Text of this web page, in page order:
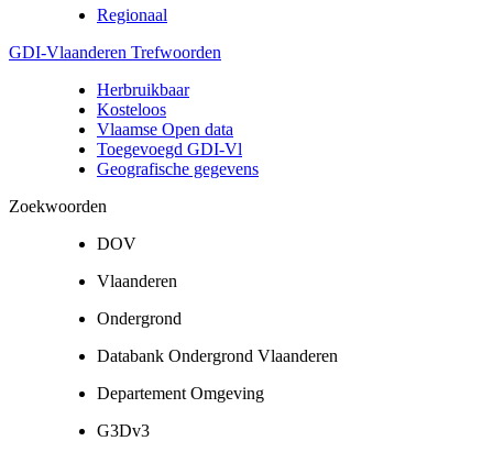
Regionaal
GDI-Vlaanderen Trefwoorden
Herbruikbaar
Kosteloos
Vlaamse Open data
Toegevoegd GDI-Vl
Geografische gegevens
Zoekwoorden
DOV
Vlaanderen
Ondergrond
Databank Ondergrond Vlaanderen
Departement Omgeving
G3Dv3